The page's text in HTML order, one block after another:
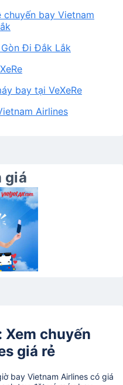
bay Vietnam
Đi Đắk Lắk
bay tại VeXeRe
Airlines
giá
Xem chuyến
giá rẻ
bay Vietnam Airlines có giá